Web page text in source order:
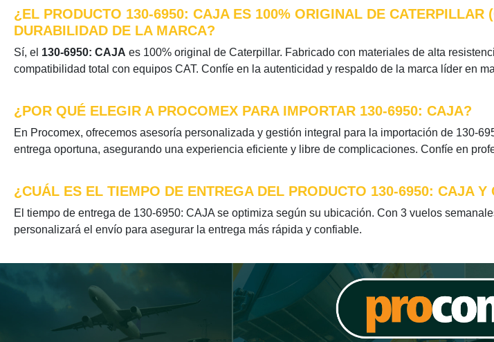
¿EL PRODUCTO 130-6950: CAJA ES 100% ORIGINAL DE
DURABILIDAD DE LA MARCA?
Sí, el 130-6950: CAJA es 100% original de Caterpillar. Fabricado con materiales de alta
compatibilidad total con equipos CAT. Confíe en la autenticidad y respaldo de la marca líder en
¿POR QUÉ ELEGIR A PROCOMEX PARA IMPORTAR 130-6950: CAJA?
En Procomex, ofrecemos asesoría personalizada y gestión integral para la importación de 130-
entrega oportuna, asegurando una experiencia eficiente y libre de complicaciones. Confíe en
¿CUÁL ES EL TIEMPO DE ENTREGA DEL PRODUCTO 130-6950: CAJA
El tiempo de entrega de 130-6950: CAJA se optimiza según su ubicación. Con 3 vuelos
personalizará el envío para asegurar la entrega más rápida y confiable.